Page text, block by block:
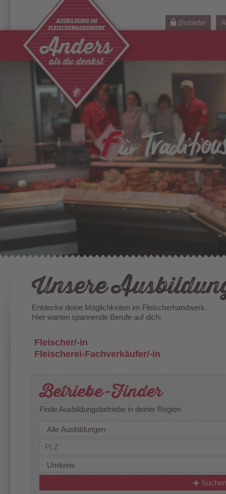
Betriebe
Unsere
Entdecke deine Möglichkeiten im Fleischerhandwerk.
Hier warten spannende Berufe auf dich:
Fleischer/-in
Fleischerei-Fachverkäufer/-in
Betriebe-Finder
Finde Ausbildungsbetriebe in deiner Region
Suchen